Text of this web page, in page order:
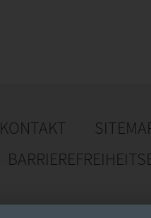
wachsen wir
Group.
KONTAKT